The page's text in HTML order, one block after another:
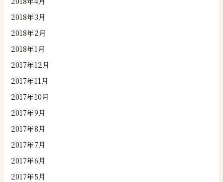
2018年3月
2018年2月
2018年1月
2017年12月
2017年11月
2017年10月
2017年9月
2017年8月
2017年7月
2017年6月
2017年5月